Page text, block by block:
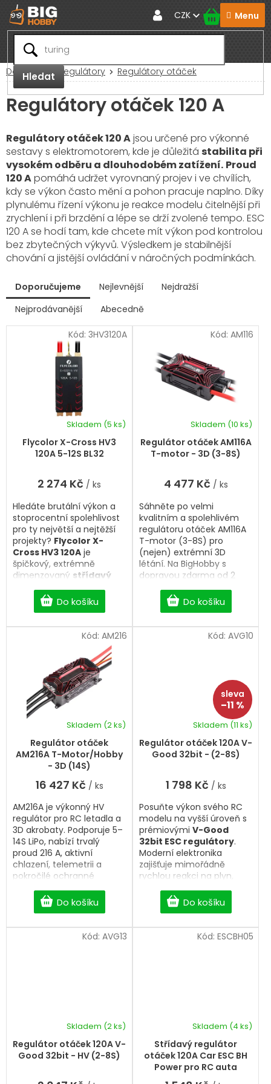
Přejít
na
obsah
Hledat
CZK
Domů RC Regulátory Regulátory otáček
Regulátory otáček 120 A
Regulátory otáček 120 Ajsou určené pro výkonné
sestavy s elektromotorem, kde je důležitá stabilita při
vysokém odběru a dlouhodobém zatížení. Proud
120 Apomáhá udržet vyrovnaný projev i ve chvílích,
kdy se výkon často mění a pohon pracuje naplno. Díky
plynulému řízení výkonu je reakce modelu čitelnější při
zrychlení i při brzdění a lépe se drží zvolené tempo. ESC
120 A se hodí tam, kde chcete mít výkon pod kontrolou
bez zbytečných výkyvů. Výsledkem je stabilnější
chování a jistější ovládání v náročných podmínkách.
a
Doporučujeme Nejlevnější
Nejdražší
Nejprodávanější
Abecedně
ý
i
Flycolor X-Cross HV3
120A 5-12S BL32
Skladem (5 ks)
2 274 Kč / ks
Do košíku
Hledáte brutální výkon a
stoprocentní spolehlivost
pro ty největší a nejtěžší
projekty? Flycolor X-
Cross HV3 120A je
špičkový, extrémně
dimenzovaný střídavý
pro obříFPV drony
(ideální pro rámy o
průmyslové multikoptéry
F3A
S ohromujícím
proudovým zatížením
a podporou
vysokonapěťového
napájení5-12S LiPo
problémů zvládne i to
nejextrémnější kontinuální
Kód: 3HV3120A
Regulátor otáček AM116A
T-motor - 3D (3-8S)
Skladem (10 ks)
4 477 Kč / ks
Do košíku
Sáhněte po velmi
kvalitním a spolehlivém
regulátoru otáček AM116A
T-motor (3-8S) pro
(nejen) extrémní 3D
létání. Na BigHobby s
dopravou zdarma od 2
Kód: AM116
Regulátor otáček
AM216A T-Motor/Hobby
- 3D (14S)
Skladem (2 ks)
16 427 Kč / ks
Do košíku
AM216A je výkonný HV
regulátor pro RC letadla a
3D akrobaty. Podporuje 5–
14S LiPo, nabízí trvalý
proud 216 A, aktivní
chlazení, telemetrii a
pokročilé ochranné
funkce pro maximální
výkon a spolehlivost.
Kód: AM216
–11 %
Regulátor otáček 120A V-
Good 32bit - (2-8S)
Skladem (11 ks)
1 798 Kč / ks
Do košíku
Posuňte výkon svého RC
modelu na vyšší úroveň s
prémiovými V-Good
32bit ESC regulátory.
Moderní elektronika
zajišťuje mimořádně
rychlou reakci na plyn,
přesné řízení střídavých
motorů a spolehlivý
provoz i při vysokém
regulátory 6A–160A,
poskytne maximální
výkon, efektivitu a
dlouhou životnost.
Kód: AVG10
Regulátor otáček 120A V-
Good 32bit - HV (2-8S)
Skladem (2 ks)
Kód: AVG13
Střídavý regulátor
otáček 120A Car ESC BH
Power pro RC auta
hodnocení
produktu
Skladem (4 ks)
Kód: ESCBH05